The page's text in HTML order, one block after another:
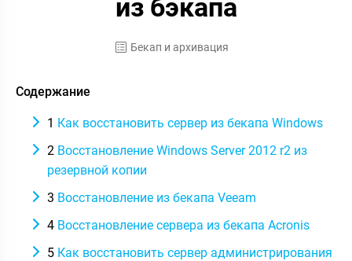
из бэкапа
Бекап и архивация
Содержание
1 Как восстановить сервер из бекапа Windows
2 Восстановление Windows Server 2012 r2 из
резервной копии
3 Восстановление из бекапа Veeam
4 Восстановление сервера из бекапа Acronis
5 Как восстановить сервер администрирования